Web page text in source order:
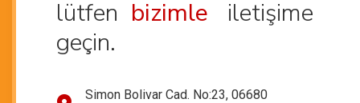
lütfen bizimle
iletişime
geçin.
Simon Bolivar Cad. No:23, 06680